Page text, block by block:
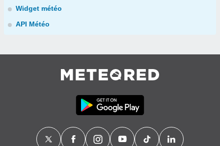
Widget météo
API Météo